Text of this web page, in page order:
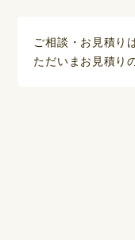
ご相談・お見積り
ただいまお見積り